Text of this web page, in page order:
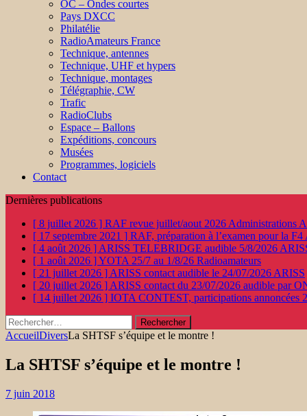
OC – Ondes courtes
Pays DXCC
Philatélie
RadioAmateurs France
Technique, antennes
Technique, UHF et hypers
Technique, montages
Télégraphie, CW
Trafic
RadioClubs
Espace – Ballons
Expéditions, concours
Musées
Programmes, logiciels
Contact
Dernières publications
[ 8 juillet 2026 ] RAF revue juillet/aout 2026 Administrations
[ 17 septembre 2021 ] RAF, préparation à l’examen pour la F4
[ 4 août 2026 ] ARISS TELEBRIDGE audible 5/8/2026
[ 1 août 2026 ]YOTA 25/7 au 1/8/26 Radioamateurs
[ 21 juillet 2026 ] ARISS contact audible le 24/07/2026 ARISS
[ 20 juillet 2026 ] ARISS contact du 23/07/2026 audible par
[ 14 juillet 2026 ] IOTA CONTEST, participations annoncées
Rechercher :
AccueilDiversLa SHTSF s’équipe et le montre !
La SHTSF s’équipe et le montre !
7 juin 2018